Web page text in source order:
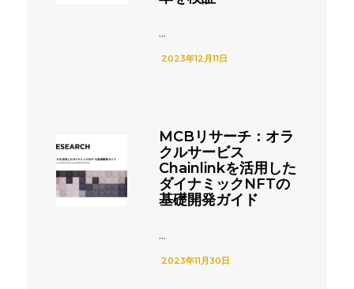
...
2023年12月11日
MCBリサーチ：オラ
クルサービス
Chainlinkを活用した
ダイナミックNFTの
基礎開発ガイド
...
2023年11月30日